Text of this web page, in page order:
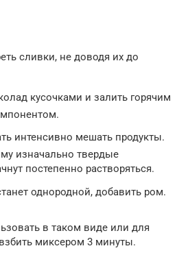
сливки, не доводя их до
кусочками и залить горячим
интенсивно мешать продукты.
изначально твердые
постепенно растворяться.
однородной, добавить ром.
в таком виде или для
миксером 3 минуты.